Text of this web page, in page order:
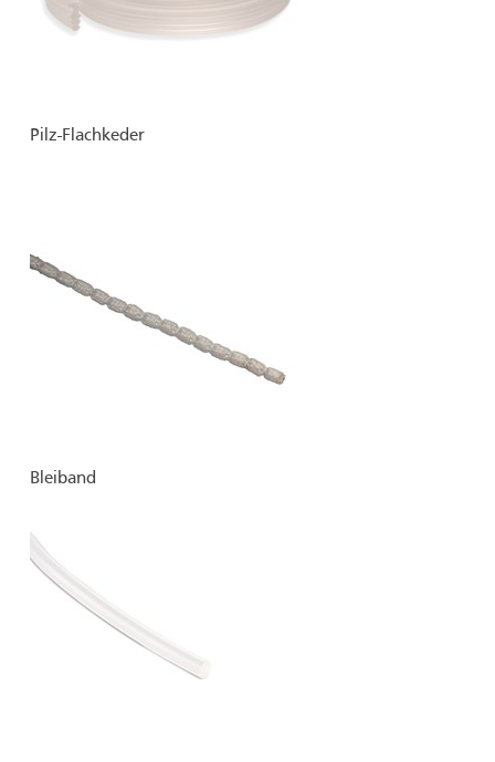
Pilz-Flachkeder
Bleiband